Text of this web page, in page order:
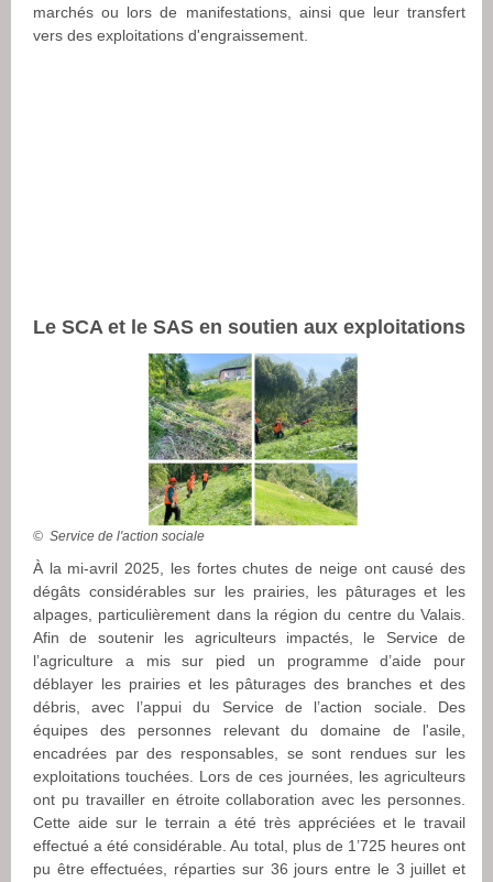
marchés ou lors de manifestations, ainsi que leur transfert
vers des exploitations d'engraissement.
Le SCA et le SAS en soutien aux exploitations
© Service de l'action sociale
À la mi-avril 2025, les fortes chutes de neige ont causé des
dégâts considérables sur les prairies, les pâturages et les
alpages, particulièrement dans la région du centre du Valais.
Afin de soutenir les agriculteurs impactés, le Service de
l’agriculture a mis sur pied un programme d’aide pour
déblayer les prairies et les pâturages des branches et des
débris, avec l’appui du Service de l’action sociale. Des
équipes des personnes relevant du domaine de l'asile,
encadrées par des responsables, se sont rendues sur les
exploitations touchées. Lors de ces journées, les agriculteurs
ont pu travailler en étroite collaboration avec les personnes.
Cette aide sur le terrain a été très appréciées et le travail
effectué a été considérable. Au total, plus de 1’725 heures ont
pu être effectuées, réparties sur 36 jours entre le 3 juillet et